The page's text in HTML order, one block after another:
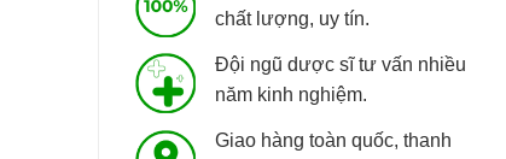
chất lượng, uy tín.
Đội ngũ dược sĩ tư vấn nhiều
năm kinh nghiệm.
Giao hàng toàn quốc, thanh